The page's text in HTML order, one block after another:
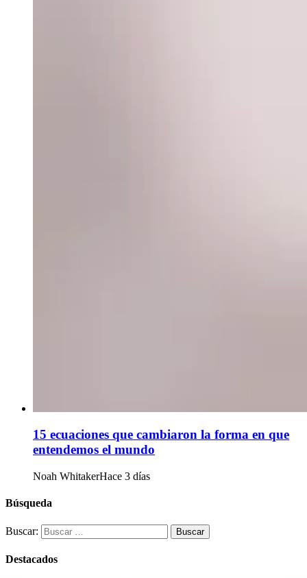
15 ecuaciones que cambiaron la forma en que
entendemos el mundo
Noah WhitakerHace 3 días
Búsqueda
Buscar:
Destacados